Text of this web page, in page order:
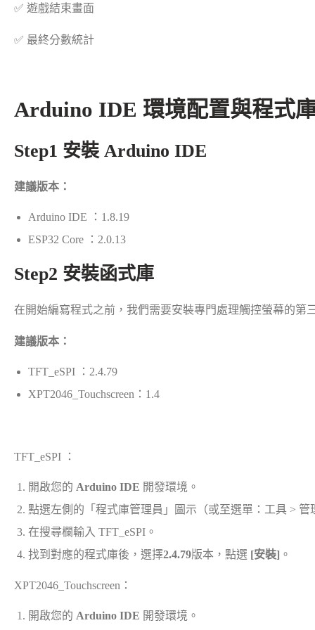
✅ 遊戲結束畫面
✅ 最終分數統計
Arduino IDE 環境配置與程式
Step1 安裝 Arduino IDE
建議版本：
Arduino IDE ：1.8.19
ESP32 Core ：2.0.13
Step2 安裝函式庫
在開始編寫程式之前，我們需要安裝專門處理觸控螢幕的第
建議版本：
TFT_eSPI ：2.4.79
XPT2046_Touchscreen：1.4
TFT_eSPI ：
開啟您的 Arduino IDE 開發環境。
點選左側的「程式庫管理員」圖示（或至選單：工具 > 管
在搜尋欄輸入 TFT_eSPI 。
找到對應的程式庫後，選擇2.4.79版本，點選 [安裝] 。
XPT2046_Touchscreen：
開啟您的 Arduino IDE 開發環境。